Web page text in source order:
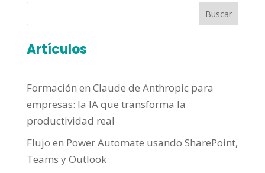
Buscar
Artículos
Formación en Claude de Anthropic para
empresas: la IA que transforma la
productividad real
Flujo en Power Automate usando SharePoint,
Teams y Outlook